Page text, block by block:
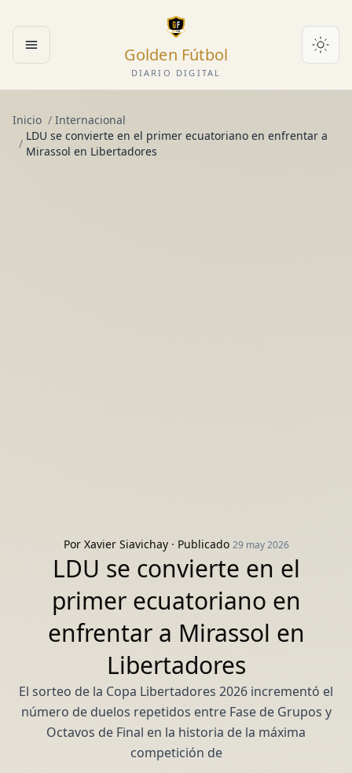
Abrir menú Golden Fútbol
DIARIO DIGITAL
Inicio / Internacional
/
LDU se convierte en el primer ecuatoriano en enfrentar a
Mirassol en Libertadores
Por Xavier Siavichay· Publicado 29 may 2026
LDU se convierte en el
primer ecuatoriano en
enfrentar a Mirassol en
Libertadores
El sorteo de la Copa Libertadores 2026 incrementó el
número de duelos repetidos entre Fase de Grupos y
Octavos de Final en la historia de la máxima
competición de